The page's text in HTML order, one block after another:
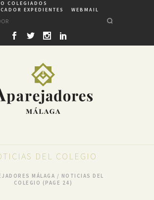
COLEGIADOS
EXPEDIENTES
WEBMAIL
DEL COLEGIO
MÁLAGA / NOTICIAS DEL
COLEGIO (PAGE 24)